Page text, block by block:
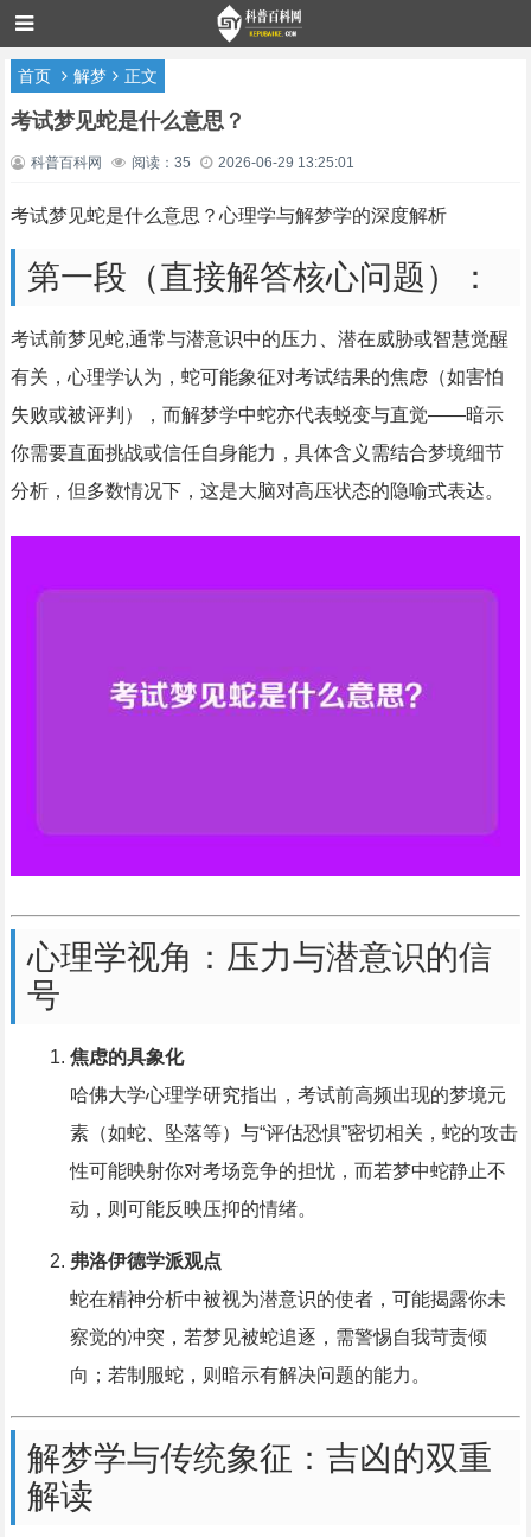
首页 解梦 正文
考试梦见蛇是什么意思？
科普百科网 阅读：35 2026-06-29 13:25:01
考试梦见蛇是什么意思？心理学与解梦学的深度解析
第一段（直接解答核心问题）：
考试前梦见蛇,通常与潜意识中的压力、潜在威胁或智慧觉醒
有关，心理学认为，蛇可能象征对考试结果的焦虑（如害怕
失败或被评判），而解梦学中蛇亦代表蜕变与直觉——暗示
你需要直面挑战或信任自身能力，具体含义需结合梦境细节
分析，但多数情况下，这是大脑对高压状态的隐喻式表达。
心理学视角：压力与潜意识的信
号
焦虑的具象化
哈佛大学心理学研究指出，考试前高频出现的梦境元
素（如蛇、坠落等）与“评估恐惧”密切相关，蛇的攻击
性可能映射你对考场竞争的担忧，而若梦中蛇静止不
动，则可能反映压抑的情绪。
弗洛伊德学派观点
蛇在精神分析中被视为潜意识的使者，可能揭露你未
察觉的冲突，若梦见被蛇追逐，需警惕自我苛责倾
向；若制服蛇，则暗示有解决问题的能力。
解梦学与传统象征：吉凶的双重
解读